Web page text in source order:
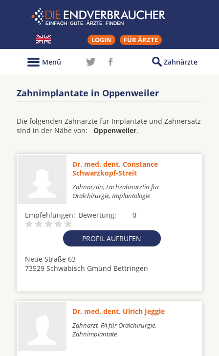
LOGIN FÜR ÄRZTE
Zahnärzte
Menü
Zahnimplantate in Oppenweiler
Die folgenden Zahnärzte für Implantate und Zahnersatz
sind in der Nähe von: Oppenweiler.
Dr. med. dent. Constance
Schwarzkopf-Streit
Zahnärztin, Fachzahnärztin für
Oralchirurgie, Implantologie
Empfehlungen: 0
Bewertung:
PROFIL AUFRUFEN
Neue Straße 63
73529 Schwäbisch Gmünd Bettringen
Dr. med. dent. Ulrich Jeggle
Zahnarzt, FA für Oralchirurgie,
Zahnimplantate